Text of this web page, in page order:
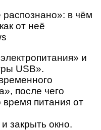
и
USB».
после чего
питания от
закрыть окно.